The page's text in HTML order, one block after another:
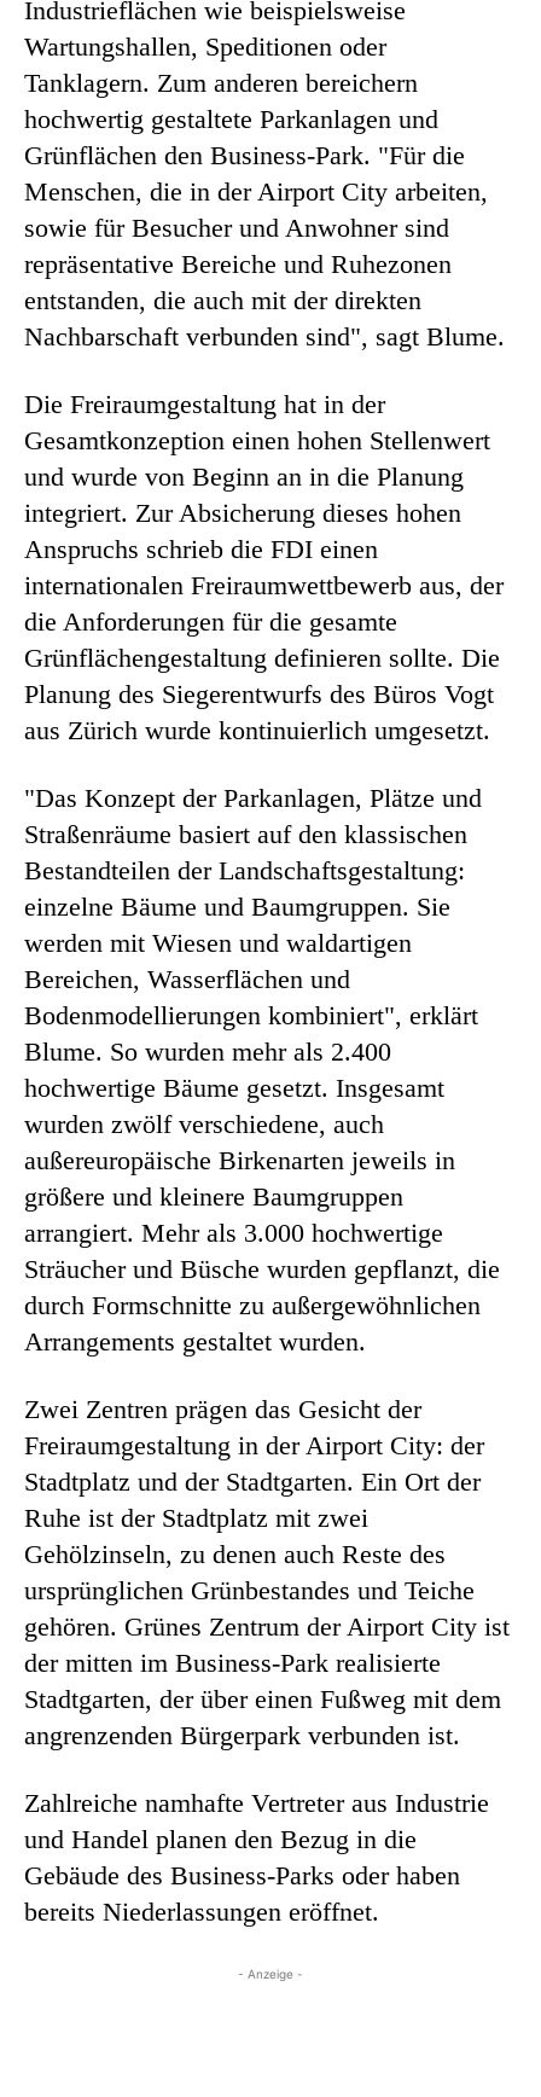
Industrieflächen wie beispielsweise
Wartungshallen, Speditionen oder
Tanklagern. Zum anderen bereichern
hochwertig gestaltete Parkanlagen und
Grünflächen den Business-Park. "Für die
Menschen, die in der Airport City arbeiten,
sowie für Besucher und Anwohner sind
repräsentative Bereiche und Ruhezonen
entstanden, die auch mit der direkten
Nachbarschaft verbunden sind", sagt Blume.
Die Freiraumgestaltung hat in der
Gesamtkonzeption einen hohen Stellenwert
und wurde von Beginn an in die Planung
integriert. Zur Absicherung dieses hohen
Anspruchs schrieb die FDI einen
internationalen Freiraumwettbewerb aus, der
die Anforderungen für die gesamte
Grünflächengestaltung definieren sollte. Die
Planung des Siegerentwurfs des Büros Vogt
aus Zürich wurde kontinuierlich umgesetzt.
"Das Konzept der Parkanlagen, Plätze und
Straßenräume basiert auf den klassischen
Bestandteilen der Landschaftsgestaltung:
einzelne Bäume und Baumgruppen. Sie
werden mit Wiesen und waldartigen
Bereichen, Wasserflächen und
Bodenmodellierungen kombiniert", erklärt
Blume. So wurden mehr als 2.400
hochwertige Bäume gesetzt. Insgesamt
wurden zwölf verschiedene, auch
außereuropäische Birkenarten jeweils in
größere und kleinere Baumgruppen
arrangiert. Mehr als 3.000 hochwertige
Sträucher und Büsche wurden gepflanzt, die
durch Formschnitte zu außergewöhnlichen
Arrangements gestaltet wurden.
Zwei Zentren prägen das Gesicht der
Freiraumgestaltung in der Airport City: der
Stadtplatz und der Stadtgarten. Ein Ort der
Ruhe ist der Stadtplatz mit zwei
Gehölzinseln, zu denen auch Reste des
ursprünglichen Grünbestandes und Teiche
gehören. Grünes Zentrum der Airport City ist
der mitten im Business-Park realisierte
Stadtgarten, der über einen Fußweg mit dem
angrenzenden Bürgerpark verbunden ist.
Zahlreiche namhafte Vertreter aus Industrie
und Handel planen den Bezug in die
Gebäude des Business-Parks oder haben
bereits Niederlassungen eröffnet.
- Anzeige -